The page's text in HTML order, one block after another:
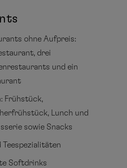
ohne Aufpreis:
drei
und ein
Frühstück,
Lunch und
sowie Snacks
Teespezialitäten
Softdrinks